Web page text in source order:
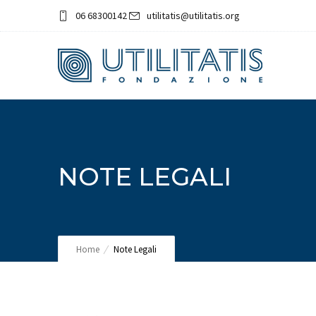
06 68300142 utilitatis@utilitatis.org
NOTE LEGALI
Home Note Legali